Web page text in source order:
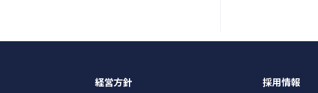
経営方針 採用情報